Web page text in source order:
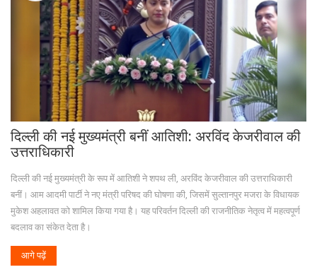
दिल्ली की नई मुख्यमंत्री बनीं आतिशी: अरविंद केजरीवाल की
उत्तराधिकारी
दिल्ली की नई मुख्यमंत्री के रूप में आतिशी ने शपथ ली, अरविंद केजरीवाल की उत्तराधिकारी
बनीं। आम आदमी पार्टी ने नए मंत्री परिषद की घोषणा की, जिसमें सुल्तानपुर मजरा के विधायक
मुकेश अहलावत को शामिल किया गया है। यह परिवर्तन दिल्ली की राजनीतिक नेतृत्व में महत्वपूर्ण
बदलाव का संकेत देता है।
आगे पढ़ें